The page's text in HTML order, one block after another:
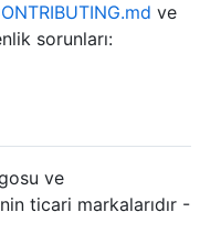
ve
sorunları:
ve
ticari markalarıdır -